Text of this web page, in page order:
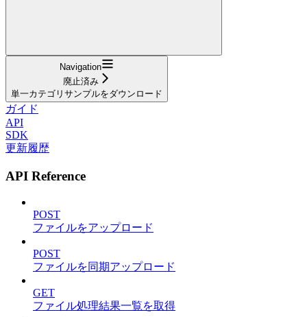
Navigation
廃止済み
単一カテゴリサンプルをダウンロード
ガイド
API
SDK
更新履歴
API Reference
POST
ファイルをアップロード
POST
ファイルを同期アップロード
GET
ファイル処理結果一覧を取得